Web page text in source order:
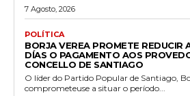
7 Agosto, 2026
POLÍTICA
BORJA VEREA PROMETE REDUCIR
DÍAS O PAGAMENTO AOS
CONCELLO DE SANTIAGO
O líder do Partido Popular de Santiago,
comprometeuse a situar o período...